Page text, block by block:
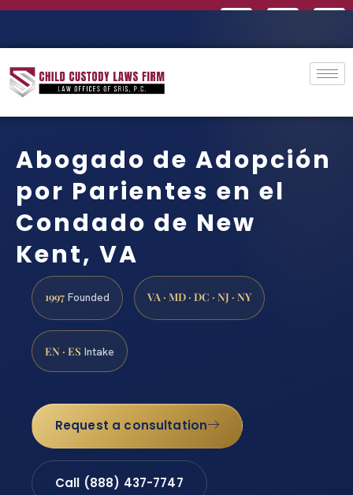
Abogado de Adopción
por Parientes en el
Condado de New
Kent, VA
1997 Founded VA · MD · DC · NJ · NY
EN · ES Intake
Request a consultation
Call (888) 437-7747